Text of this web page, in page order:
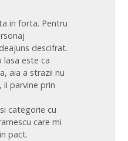
in forta. Pentru
descifrat.
lasa este ca
aia a strazii nu
ii parvine prin
categorie cu
care mi
pact.